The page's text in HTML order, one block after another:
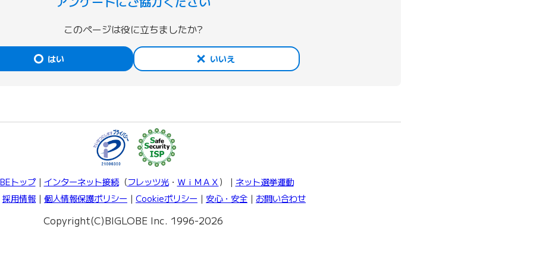
このページは役に立ちましたか?
はい いいえ
トップ｜ インターネット接続（フレッツ光・ ＷｉＭＡＸ）｜ ネット選挙運動
採用情報 ｜ 個人情報保護ポリシー ｜ Cookieポリシー ｜ 安心・安全 ｜ お問い合わせ
Copyright(C)BIGLOBE Inc. 1996-2026